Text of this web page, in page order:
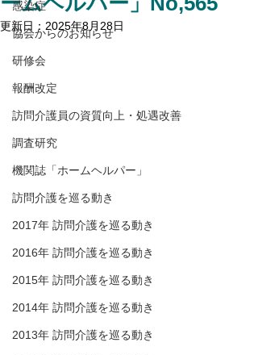
感染症
協会からのお知らせ
研修会
報酬改定
訪問介護員の資質向上・処遇改善
調査研究
機関誌「ホームヘルパー」
訪問介護を巡る動き
2017年 訪問介護を巡る動き
2016年 訪問介護を巡る動き
2015年 訪問介護を巡る動き
2014年 訪問介護を巡る動き
2013年 訪問介護を巡る動き
更新日： 2025年8月28日